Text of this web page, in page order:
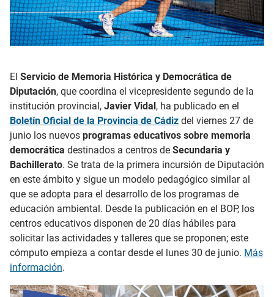
El Servicio de Memoria Histórica y Democrática de
Diputación, que coordina el vicepresidente segundo de la
institución provincial, Javier Vidal , ha publicado en el
Boletín Oficial de la Provincia de Cádiz del viernes 27 de
junio los nuevos programas educativos sobre memoria
democrática destinados a centros de Secundaria y
Bachillerato. Se trata de la primera incursión de Diputación
en este ámbito y sigue un modelo pedagógico similar al
que se adopta para el desarrollo de los programas de
educación ambiental. Desde la publicación en el BOP, los
centros educativos disponen de 20 días hábiles para
solicitar las actividades y talleres que se proponen; este
cómputo empieza a contar desde el lunes 30 de junio. Más
información.